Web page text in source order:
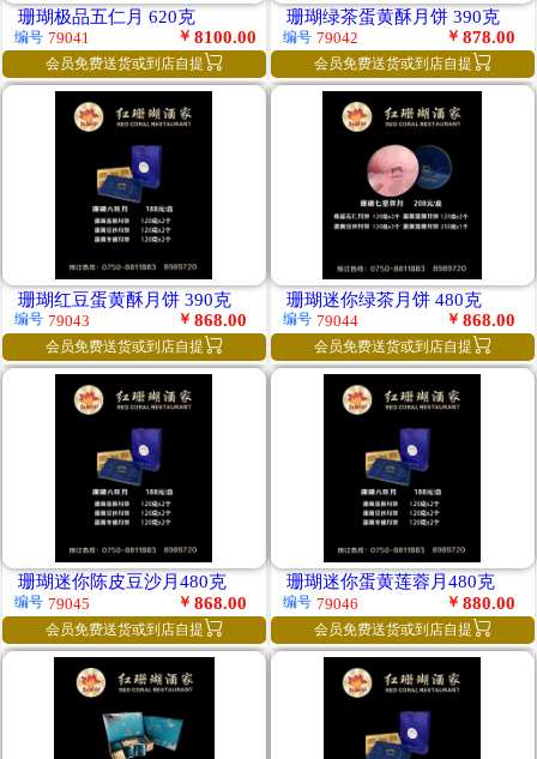
珊瑚极品五仁月 620克
编号 79041 ￥ 8100.00
会员免费送货或到店自提 
珊瑚绿茶蛋黄酥月饼 390克
编号 79042 ￥ 878.00
会员免费送货或到店自提 
珊瑚红豆蛋黄酥月饼 390克
编号 79043 ￥ 868.00
会员免费送货或到店自提 
珊瑚迷你绿茶月饼 480克
编号 79044 ￥ 868.00
会员免费送货或到店自提 
珊瑚迷你陈皮豆沙月480克
编号 79045 ￥ 868.00
会员免费送货或到店自提 
珊瑚迷你蛋黄莲蓉月480克
编号 79046 ￥ 880.00
会员免费送货或到店自提 